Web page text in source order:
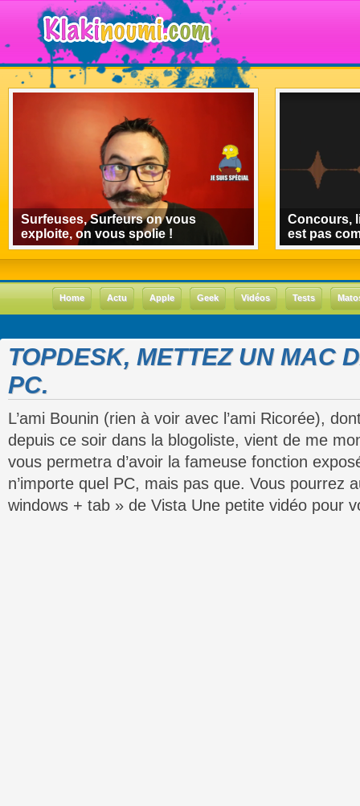
Surfeuses, Surfeurs on vous
exploite, on vous spolie !
Concours,
est pas
Home Actu Apple Geek Vidéos Tests
TOPDESK, METTEZ UN MAC
PC.
L’ami Bounin (rien à voir avec l’ami Ricorée),
depuis ce soir dans la blogoliste, vient de me
vous permetra d’avoir la fameuse fonction
n’importe quel PC, mais pas que. Vous pourrez
windows + tab » de Vista Une petite vidéo pour